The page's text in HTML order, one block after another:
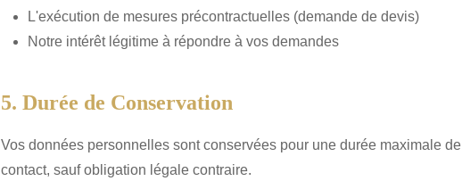
L'exécution de mesures précontractuelles (demande de devis)
Notre intérêt légitime à répondre à vos demandes
5. Durée de Conservation
Vos données personnelles sont conservées pour une durée maximale de
contact, sauf obligation légale contraire.